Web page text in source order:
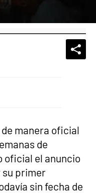
manera oficial
de
oficial el anuncio
su primer
sin fecha de